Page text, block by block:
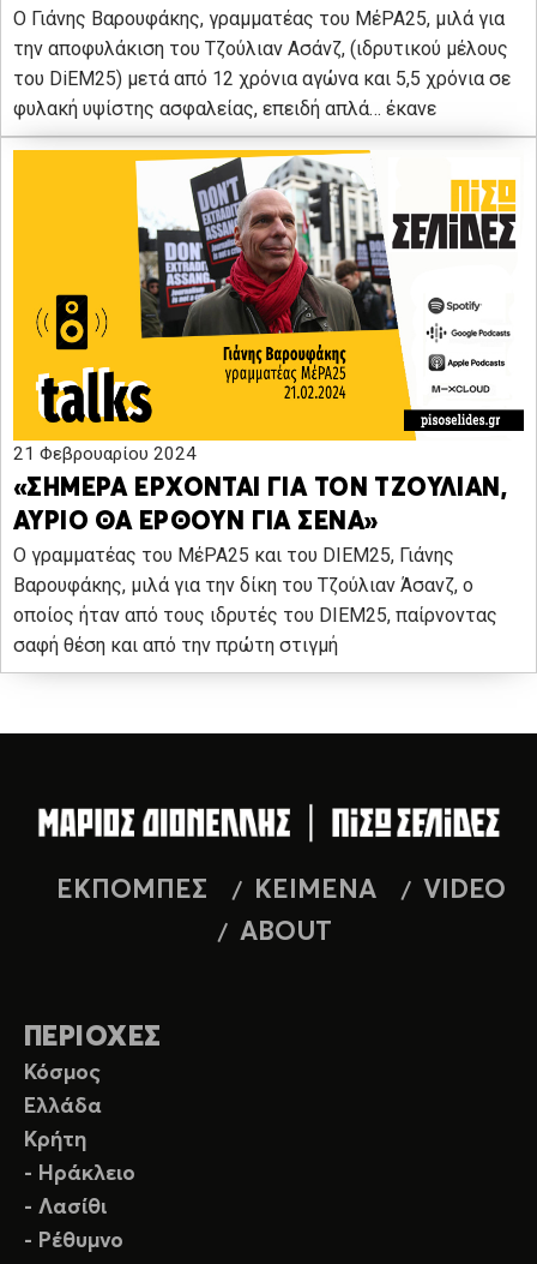
Ο Γιάνης Βαρουφάκης, γραμματέας του ΜέΡΑ25, μιλά για
την αποφυλάκιση του Τζούλιαν Ασάνζ, (ιδρυτικού μέλους
του DiEM25) μετά από 12 χρόνια αγώνα και 5,5 χρόνια σε
φυλακή υψίστης ασφαλείας, επειδή απλά… έκανε
21 Φεβρουαρίου 2024
«ΣΗΜΕΡΑ ΕΡΧΟΝΤΑΙ ΓΙΑ ΤΟΝ ΤΖΟΥΛΙΑΝ,
ΑΥΡΙΟ ΘΑ ΕΡΘΟΥΝ ΓΙΑ ΣΕΝΑ»
Ο γραμματέας του ΜέΡΑ25 και του DIEM25, Γιάνης
Βαρουφάκης, μιλά για την δίκη του Τζούλιαν Άσανζ, ο
οποίος ήταν από τους ιδρυτές του DIEM25, παίρνοντας
σαφή θέση και από την πρώτη στιγμή
ΕΚΠΟΜΠΕΣ ΚΕΙΜΕΝΑ
VIDEO
ABOUT
ΠΕΡΙΟΧΕΣ
Κόσμος
Ελλάδα
Κρήτη
- Ηράκλειο
- Λασίθι
- Ρέθυμνο